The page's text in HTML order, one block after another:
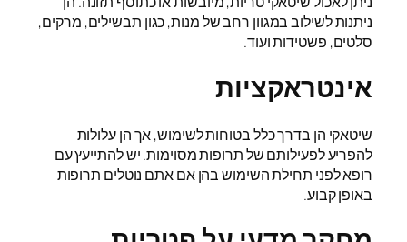
ניתנות לשילוב במגוון רחב של מנות, כגון תבשילים, מרקים,
סלטים, פשטידות ועוד.
אינטראקציות
שיטאקי הן בדרך כלל בטוחות לשימוש, אך הן עלולות
להפריע לפעילותם של תרופות מסוימות. יש להתייעץ עם
רופא לפני תחילת השימוש בהן אם אתם נוטלים תרופות
באופן קבוע.